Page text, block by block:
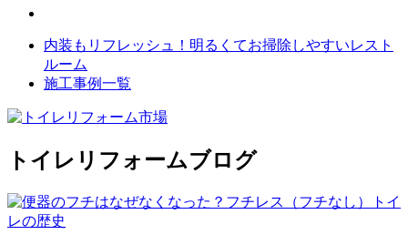
内装もリフレッシュ！明るくてお掃除しやすいレスト
ルーム
施工事例一覧
トイレリフォームブログ